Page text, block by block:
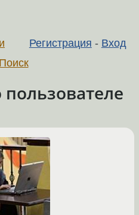
Регистрация - Вход
Поиск